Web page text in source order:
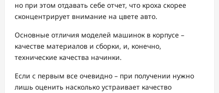
но при этом отдавать себе отчет, что кроха скорее
сконцентрирует внимание на цвете авто.
Основные отличия моделей машинок в корпусе –
качестве материалов и сборки, и, конечно,
технические качества начинки.
Если с первым все очевидно – при получении нужно
лишь оценить насколько устраивает качество